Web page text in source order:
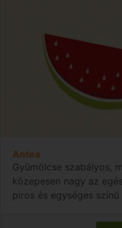
Antea
Gyümölcse szabályos,
közepesen nagy az
piros és egységes